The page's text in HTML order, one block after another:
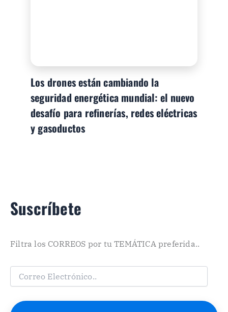
Los drones están cambiando la
seguridad energética mundial: el nuevo
desafío para refinerías, redes eléctricas
y gasoductos
Suscríbete
Filtra los CORREOS por tu TEMÁTICA preferida..
C